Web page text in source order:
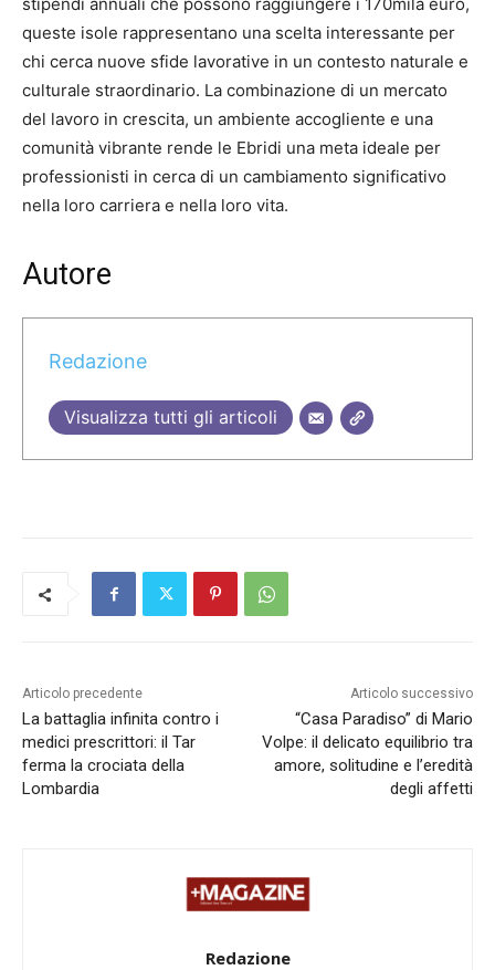
queste isole rappresentano una scelta interessante per
chi cerca nuove sfide lavorative in un contesto naturale e
culturale straordinario. La combinazione di un mercato
del lavoro in crescita, un ambiente accogliente e una
comunità vibrante rende le Ebridi una meta ideale per
professionisti in cerca di un cambiamento significativo
nella loro carriera e nella loro vita.
Autore
Redazione
Visualizza tutti gli articoli
Articolo precedente
La battaglia infinita contro i
medici prescrittori: il Tar
ferma la crociata della
Lombardia
Articolo successivo
“Casa Paradiso” di Mario
Volpe: il delicato equilibrio tra
amore, solitudine e l’eredità
degli affetti
Redazione